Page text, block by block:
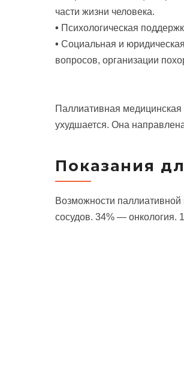
части жизни человека.
• Психологическая
• Социальная и
вопросов, организации
Паллиативная медицинская
ухудшается. Она
Показания
Возможности
сосудов. 34% —